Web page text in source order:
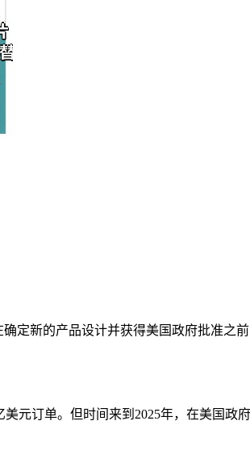
定新的产品设计并获得美国政府批准之
元订单。但时间来到2025年，在美国政